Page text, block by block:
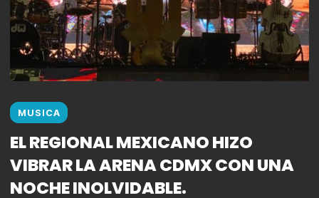
MUSICA
EL REGIONAL MEXICANO HIZO
VIBRAR LA ARENA CDMX CON UNA
NOCHE INOLVIDABLE.